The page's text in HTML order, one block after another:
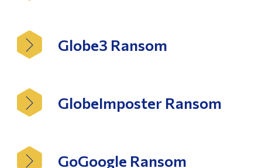
Globe3 Ransom
GlobeImposter Ransom
GoGoogle Ransom